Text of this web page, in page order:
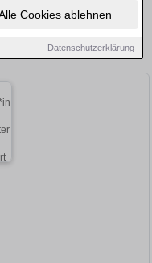
Cookies ablehnen
Datenschutzerklärung
jetzt neue Chancen in Ihrer
in Reutlingen!